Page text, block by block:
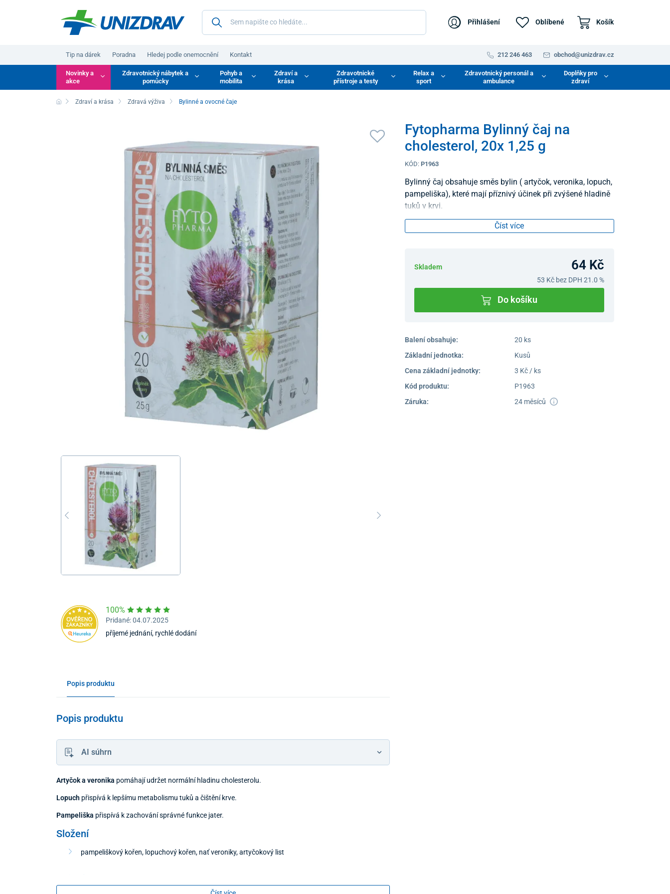
Přihlášení Oblíbené Košík
Tip na dárek Poradna Hledej podle onemocnění Kontakt 212 246 463 obchod@unizdrav.cz
Novinky a
akce
Zdravotnický nábytek a
pomůcky
Pohyb a
mobilita
Zdraví a
krása
Zdravotnické
přístroje a testy
Relax a
sport
Zdravotnický personál a
ambulance
Doplňky pro
zdraví
Zdraví a krása Zdravá výživa Bylinné a ovocné čaje
Fytopharma Bylinný čaj na
cholesterol, 20x 1,25 g
KÓD: P1963
Bylinný čaj obsahuje směs bylin ( artyčok, veronika, lopuch,
pampeliška), které mají příznivý účinek při zvýšené hladině
tuků v krvi.
Číst více
Skladem 64 Kč
53 Kčbez DPH 21.0 %
Do košíku
Balení obsahuje:
20 ks
Základní jednotka:
Kusů
Cena základní jednotky:
3 Kč / ks
Kód produktu:
P1963
Záruka:
24 měsíců
100%
Pridané: 04.07.2025
příjemé jednání, rychlé dodání
Popis produktu
Popis produktu
AI súhrn
Artyčok a veronika pomáhají udržet normální hladinu cholesterolu.
Lopuch přispívá k lepšímu metabolismu tuků a čištění krve.
Pampeliška přispívá k zachování správné funkce jater.
Složení
pampeliškový kořen, lopuchový kořen, nať veroniky, artyčokový list